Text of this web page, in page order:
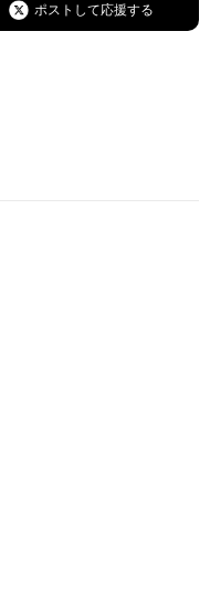
ポストして応援する